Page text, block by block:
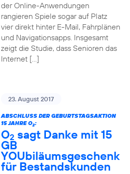
der Online-Anwendungen
rangieren Spiele sogar auf Platz
vier direkt hinter E-Mail, Fahrplänen
und Navigationsapps. Insgesamt
zeigt die Studie, dass Senioren das
Internet […]
23. August 2017
ABSCHLUSS DER GEBURTSTAGSAKTION
15 JAHRE O2:
O2 sagt Danke mit 15
GB
YOUbiläumsgeschenk
für Bestandskunden